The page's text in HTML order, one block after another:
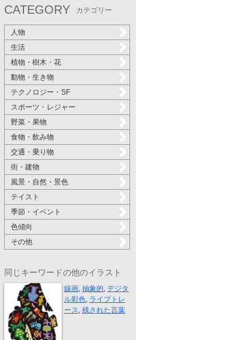
CATEGORY カテゴリー
人物
生活
植物・樹木・花
動物・生き物
テクノロジー・SF
スポーツ・レジャー
野菜・果物
食物・飲み物
交通・乗り物
街・建物
風景・自然・景色
テイスト
季節・イベント
色傾向
その他
同じキーワードの他のイラスト
残された言葉
線画, 抽象的, デジタ
ル彩色, ライブトレ
ース, 残された言葉
運びます